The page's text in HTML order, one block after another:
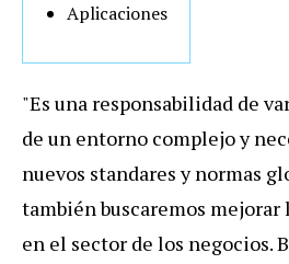
Aplicaciones
"Es una responsabilidad de
de un entorno complejo y
nuevos standares y normas
también buscaremos mejorar
en el sector de los negocios.